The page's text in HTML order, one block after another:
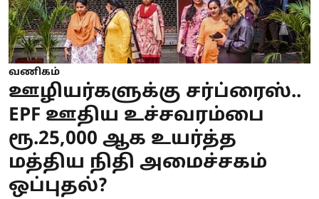
வணிகம்
ஊழியர்களுக்கு சர்ப்ரைஸ்..
EPF ஊதிய உச்சவரம்பை
ரூ.25,000 ஆக உயர்த்த
மத்திய நிதி அமைச்சகம்
ஒப்புதல்?